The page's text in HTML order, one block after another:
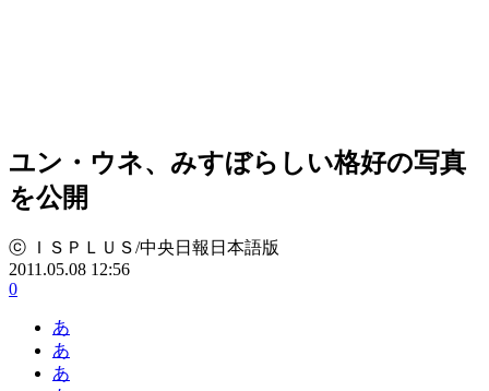
ユン・ウネ、みすぼらしい格好の写真
を公開
ⓒ ＩＳＰＬＵＳ/中央日報日本語版
2011.05.08 12:56
0
あ
あ
あ